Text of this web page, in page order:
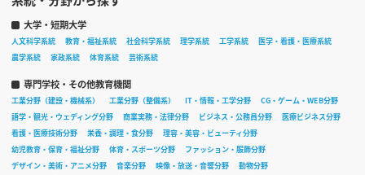
大学・短期大学
人文科学系統 教育・福祉系統 社会科学系統 理学系統 工学系統
医学・看護・医療系統
農学系統
家政系統 体育系統 芸術系統
専門学校・その他教育機関
工業分野（建設・機械系） 工業分野（整備系） IT・情報・工学分野
CG・ゲーム・WEB分野
語学・観光・ウェディング分野
商業実務・法律分野 ビジネス・公務員分野
医療ビジネス分野
看護・医療技術分野
栄養・調理・食分野
理容・美容・ビューティ分野
幼児教育・保育・福祉分野
体育・スポーツ分野
ファッション・服飾分野
デザイン・美術・アニメ分野
音楽分野 映像・放送・音響分野
動物分野